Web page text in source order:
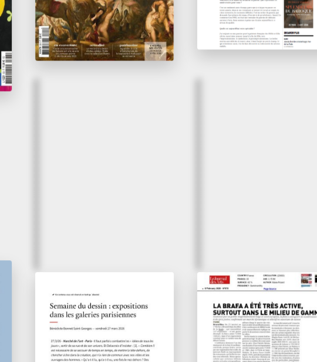
La Gazette Drouot
Semaine du dessin :
expositions dans les
galeries parisiennes
6 février 2026
La Brafa a été
active, surtout
le milieu de